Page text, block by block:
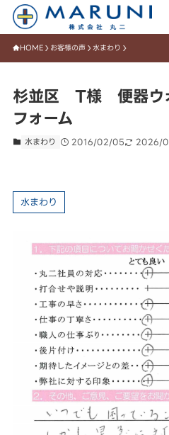
HOME お客様の声 水まわり
杉並区 T様 便器ウ
フォーム
水まわり 2016/02/05 2026/
水まわり